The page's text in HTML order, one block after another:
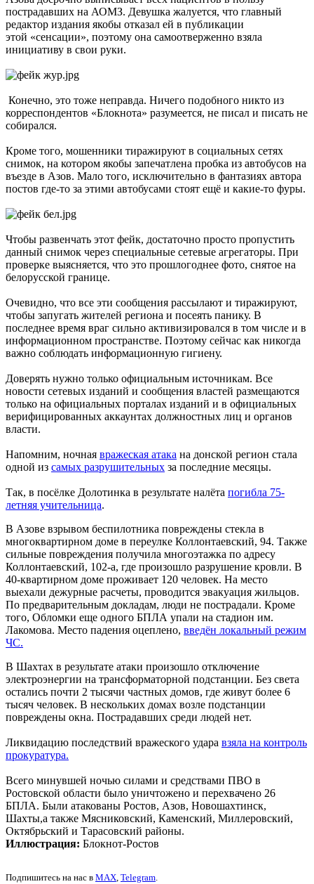
пострадавших на АОМЗ. Девушка жалуется, что главный
редактор издания якобы отказал ей в публикации
этой «сенсации», поэтому она самоотверженно взяла
инициативу в свои руки.
Конечно, это тоже неправда. Ничего подобного никто из
корреспондентов «Блокнота» разумеется, не писал и писать не
собирался.
Кроме того, мошенники тиражируют в социальных сетях
снимок, на котором якобы запечатлена пробка из автобусов на
въезде в Азов. Мало того, исключительно в фантазиях автора
постов где-то за этими автобусами стоят ещё и какие-то фуры.
Чтобы развенчать этот фейк, достаточно просто пропустить
данный снимок через специальные сетевые агрегаторы. При
проверке выясняется, что это прошлогоднее фото, снятое на
белорусской границе.
Очевидно, что все эти сообщения рассылают и тиражируют,
чтобы запугать жителей региона и посеять панику. В
последнее время враг сильно активизировался в том числе и в
информационном пространстве. Поэтому сейчас как никогда
важно соблюдать информационную гигиену.
Доверять нужно только официальным источникам. Все
новости сетевых изданий и сообщения властей размещаются
только на официальных порталах изданий и в официальных
верифицированных аккаунтах должностных лиц и органов
власти.
Напомним, ночная вражеская атака на донской регион стала
одной из самых разрушительных за последние месяцы.
Так, в посёлке Долотинка в результате налёта погибла 75-
летняя учительница.
В Азове взрывом беспилотника повреждены стекла в
многоквартирном доме в переулке Коллонтаевский, 94. Также
сильные повреждения получила многоэтажка по адресу
Коллонтаевский, 102-а, где произошло разрушение кровли. В
40-квартирном доме проживает 120 человек. На место
выехали дежурные расчеты, проводится эвакуация жильцов.
По предварительным докладам, люди не пострадали. Кроме
того, Обломки еще одного БПЛА упали на стадион им.
Лакомова. Место падения оцеплено, введён локальный режим
ЧС.
В Шахтах в результате атаки произошло отключение
электроэнергии на трансформаторной подстанции. Без света
остались почти 2 тысячи частных домов, где живут более 6
тысяч человек. В нескольких домах возле подстанции
повреждены окна. Пострадавших среди людей нет.
Ликвидацию последствий вражеского удара взяла на контроль
прокуратура.
Всего минувшей ночью силами и средствами ПВО в
Ростовской области было уничтожено и перехвачено 26
БПЛА. Были атакованы Ростов, Азов, Новошахтинск,
Шахты,а также Мясниковский, Каменский, Миллеровский,
Октябрьский и Тарасовский районы.
Иллюстрация: Блокнот-Ростов
Подпишитесь на нас в MAX, Telegram.